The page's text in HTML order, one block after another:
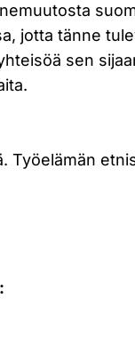
jotta tänne
sen
Työelämän